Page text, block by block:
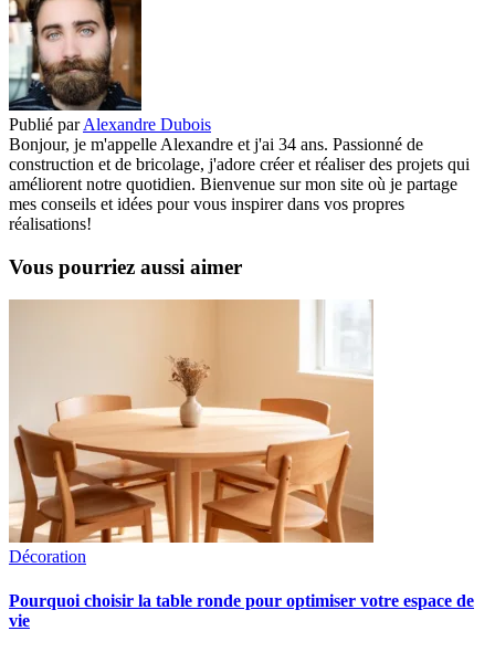
Publié par Alexandre Dubois
Bonjour, je m'appelle Alexandre et j'ai 34 ans. Passionné de
construction et de bricolage, j'adore créer et réaliser des projets qui
améliorent notre quotidien. Bienvenue sur mon site où je partage
mes conseils et idées pour vous inspirer dans vos propres
réalisations!
Vous pourriez aussi aimer
Décoration
Pourquoi choisir la table ronde pour optimiser votre espace de
vie